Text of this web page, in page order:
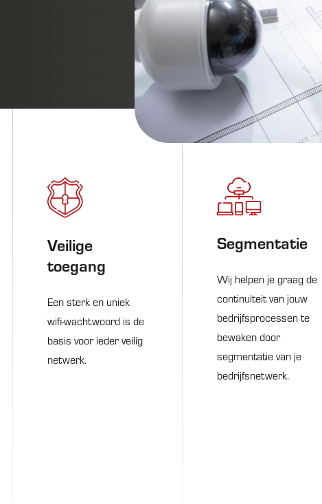
Veilige
toegang
Een sterk en uniek
wifi-wachtwoord is de
basis voor ieder veilig
netwerk.
Segmentatie
Wij helpen je graag de
continuïteit van jouw
bedrijfsprocessen te
bewaken door
segmentatie van je
bedrijfsnetwerk.